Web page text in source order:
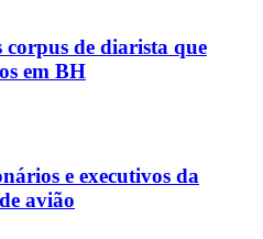
corpus de diarista que
em BH
e executivos da
avião